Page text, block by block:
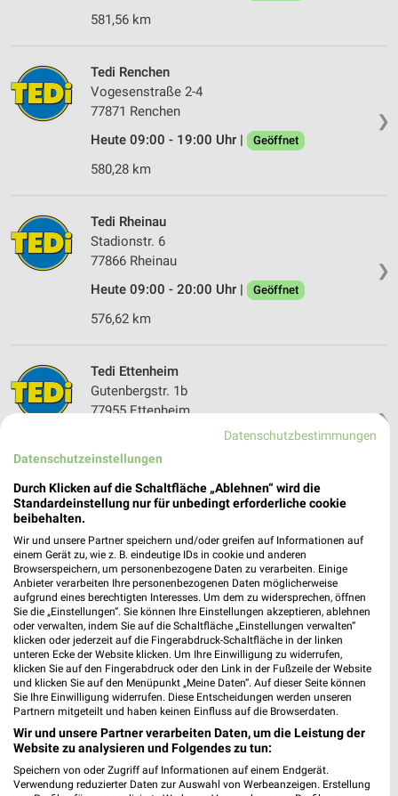
581,56 km
❯
Tedi Renchen
Vogesenstraße 2-4
77871 Renchen
Heute 09:00 - 19:00 Uhr |
Geöffnet
580,28 km
❯
Tedi Rheinau
Stadionstr. 6
77866 Rheinau
Heute 09:00 - 20:00 Uhr |
Geöffnet
576,62 km
❯
Tedi Ettenheim
Gutenbergstr. 1b
77955 Ettenheim
Heute 09:00 - 20:00 Uhr | Geöffnet
611,80 km
Im Gewerbegebiet 45
77839 Lichtenau
Heute 09:00 - 19:00 Uhr | Geöffnet
569,05 km
Tedi Kenzingen
Weisweiler Str. 2
79341 Kenzingen
Heute 09:00 - 20:00 Uhr | Geöffnet
625,74 km
Datenschutzbestimmungen
Datenschutzeinstellungen
Durch Klicken auf die Schaltfläche „Ablehnen“ wird die
Standardeinstellung nur für unbedingt erforderliche cookie
beibehalten.
Wir und unsere Partner speichern und/oder greifen auf Informationen auf
einem Gerät zu, wie z. B. eindeutige IDs in cookie und anderen
Browserspeichern, um personenbezogene Daten zu verarbeiten. Einige
Anbieter verarbeiten Ihre personenbezogenen Daten möglicherweise
aufgrund eines berechtigten Interesses. Um dem zu widersprechen, öffnen
Sie die „Einstellungen“. Sie können Ihre Einstellungen akzeptieren, ablehnen
oder verwalten, indem Sie auf die Schaltfläche „Einstellungen verwalten“
klicken oder jederzeit auf die Fingerabdruck-Schaltfläche in der linken
unteren Ecke der Website klicken. Um Ihre Einwilligung zu widerrufen,
klicken Sie auf den Fingerabdruck oder den Link in der Fußzeile der Website
und klicken Sie auf den Menüpunkt „Meine Daten“. Auf dieser Seite können
Sie Ihre Einwilligung widerrufen. Diese Entscheidungen werden unseren
Partnern mitgeteilt und haben keinen Einfluss auf die Browserdaten.
Wir und unsere Partner verarbeiten Daten, um die Leistung der
Website zu analysieren und Folgendes zu tun:
Speichern von oder Zugriff auf Informationen auf einem Endgerät.
Verwendung reduzierter Daten zur Auswahl von Werbeanzeigen. Erstellung